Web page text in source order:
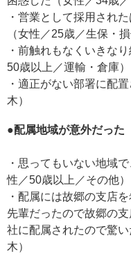
・営業として採用され
（女性／25歳／生保・損
・前触れもなくいきな
50歳以上／運輸・倉庫）
・適正がない部署に配
木）
●配属地域が意外だった
・思ってもいない地域
性／50歳以上／その他）
・配属には故郷の支店
先輩だったので故郷の
社に配属されたので驚
木）